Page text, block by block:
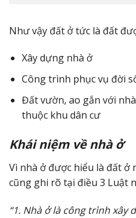
Như vậy đất ở tức là đất
Xây dựng nhà ở
Công trình phục vụ đời
Đất vườn, ao gắn với
thuộc khu dân cư
Khái niệm về nhà ở
Vì nhà ở được hiểu là đất ở
cũng ghi rõ tại điều 3 Luật
“1. Nhà ở là công trình xây